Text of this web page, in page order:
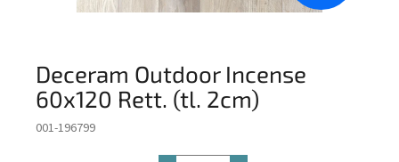
Deceram Outdoor Incense
60x120 Rett. (tl. 2cm)
001-196799